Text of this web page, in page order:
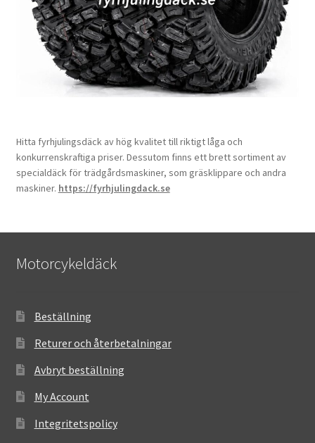
Hitta fyrhjulingsdäck av hög kvalitet till riktigt låga och
konkurrenskraftiga priser. Dessutom finns ett brett sortiment av
specialdäck för trädgårdsmaskiner, som gräsklippare och andra
maskiner. https://fyrhjulingdack.se
Motorcykeldäck
Beställning
Returer och återbetalningar
Avbryt beställning
My Account
Integritetspolicy